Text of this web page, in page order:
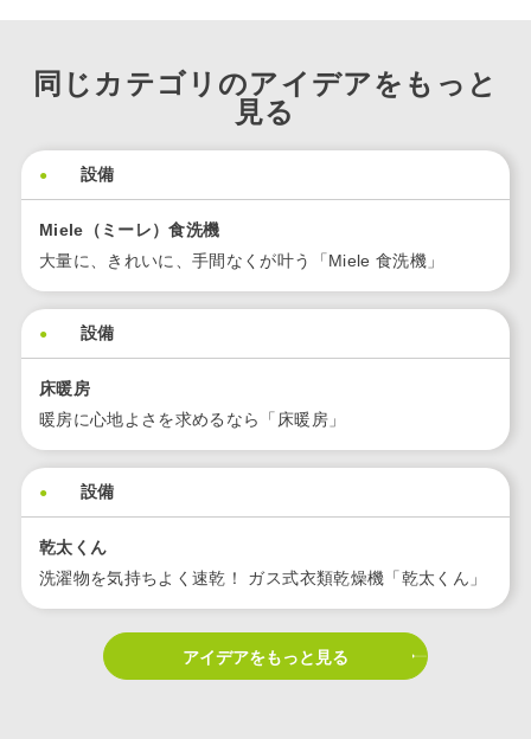
同じカテゴリのアイデアをもっと
見る
設備
Miele（ミーレ）⾷洗機
⼤量に、きれいに、⼿間なくが叶う「Miele ⾷洗機」
設備
床暖房
暖房に心地よさを求めるなら「床暖房」
設備
乾太くん
洗濯物を気持ちよく速乾！ ガス式衣類乾燥機「乾太くん」
アイデアをもっと見る